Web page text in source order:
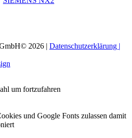
2026 | Datenschutzerklärung |
um fortzufahren
und Google Fonts zulassen damit